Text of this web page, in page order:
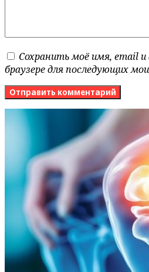
Сохранить моё имя, email
браузере для последующих